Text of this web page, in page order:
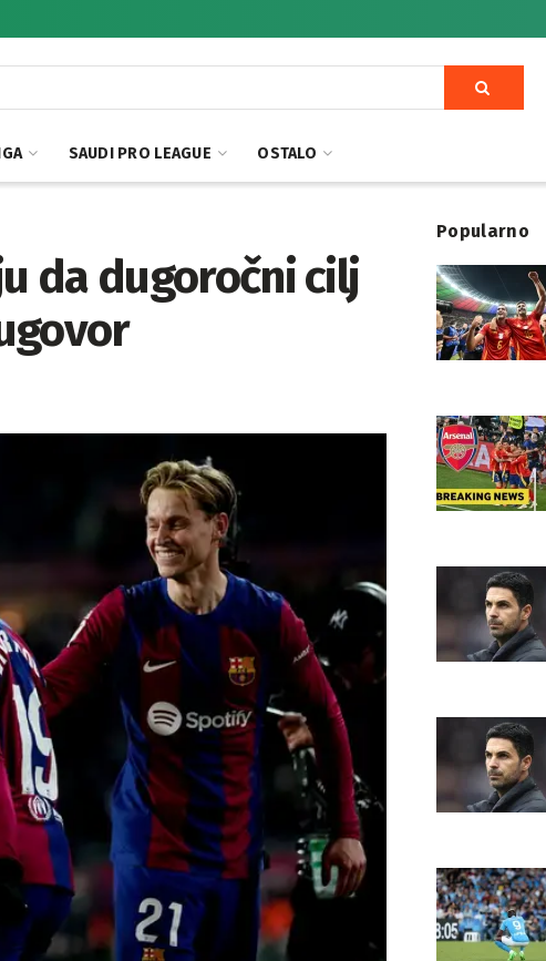
SAUDI PRO LEAGUE OSTALO
da dugoročni cilj
Popularno